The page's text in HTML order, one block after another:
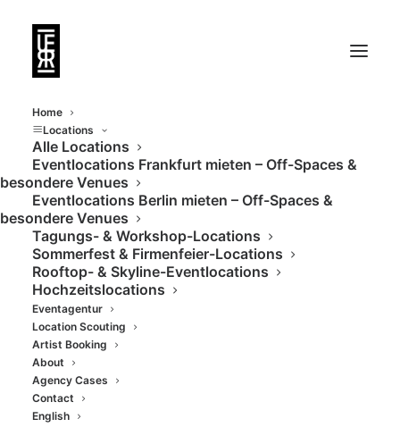
Home
Locations
Alle Locations
Eventlocations Frankfurt mieten – Off-Spaces &
besondere Venues
Eventlocations Berlin mieten – Off-Spaces &
besondere Venues
Tagungs- & Workshop-Locations
Sommerfest & Firmenfeier-Locations
Rooftop- & Skyline-Eventlocations
Hochzeitslocations
Eventagentur
Location Scouting
Artist Booking
About
Agency Cases
Contact
English
Bautz am Main -
Denkmalgeschützte
Industriehallen am
Hanauer Mainufer